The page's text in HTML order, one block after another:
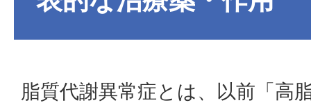
脂質代謝異常症とは、以前「高